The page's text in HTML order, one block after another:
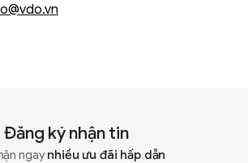
Đăng ký nhận tin
ngaynhiều ưu đãi hấp dẫn